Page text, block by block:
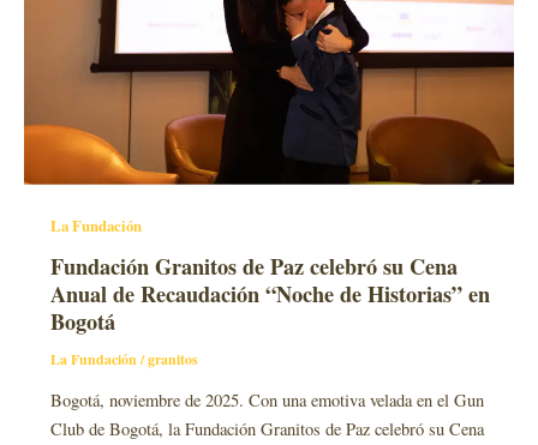
La Fundación
Fundación Granitos de Paz celebró su Cena
Anual de Recaudación “Noche de Historias” en
Bogotá
La Fundación/granitos
Bogotá, noviembre de 2025. Con una emotiva velada en el Gun
Club de Bogotá, la Fundación Granitos de Paz celebró su Cena